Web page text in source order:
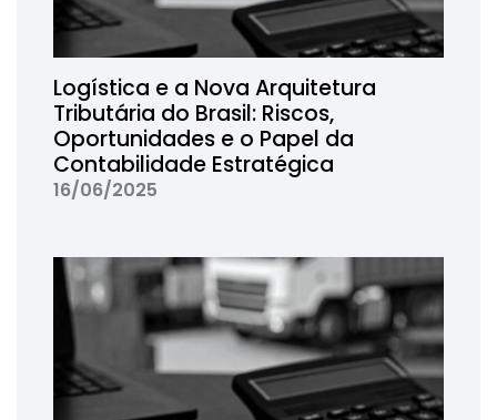
Logística e a Nova Arquitetura
Tributária do Brasil: Riscos,
Oportunidades e o Papel da
Contabilidade Estratégica
16/06/2025